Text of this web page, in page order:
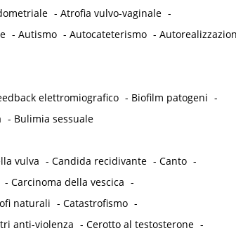
- Atrofia vulvo-vaginale -
- Autismo - Autocateterismo -
elettromiografico - Biofilm patogeni -
- Bulimia sessuale
vulva - Candida recidivante - Canto -
- Carcinoma della vescica -
naturali - Catastrofismo -
anti-violenza - Cerotto al testosterone -